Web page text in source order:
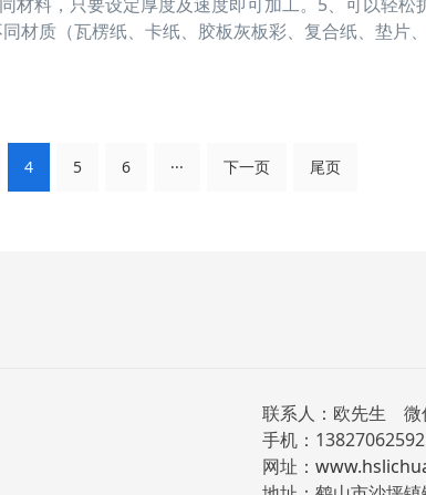
材质（瓦楞纸、卡纸、胶板灰板彩、复合纸、垫片
4 5 6 ··· 下一页 尾页
联系人：欧先生 微
手机：
网址：